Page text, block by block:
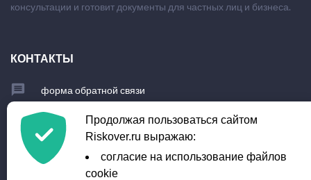
консультации и готовит документы для частных лиц и бизнеса.
КОНТАКТЫ
форма обратной связи
+7 (903) 779-23-95
info@riskover.ru
Продолжая пользоваться сайтом
Riskover.ru выражаю:
согласие на использование файлов
cookie